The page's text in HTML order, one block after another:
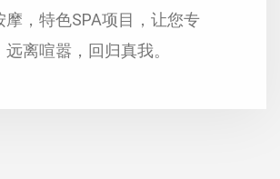
摩，特色SPA项目，让您专
离喧嚣，回归真我。